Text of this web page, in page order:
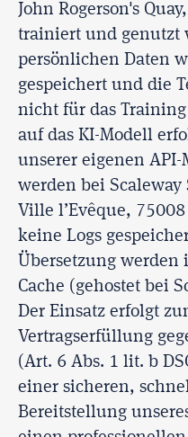
John Rogerson's
trainiert und genutzt
persönlichen Daten
gespeichert und die
nicht für das
auf das KI-Modell
unserer eigenen
werden bei Scaleway
Ville l’Evêque,
keine Logs
Übersetzung
Cache (gehostet bei
Der Einsatz erfolgt
Vertragserfüllung
(Art. 6 Abs. 1 lit. b
einer sicheren,
Bereitstellung